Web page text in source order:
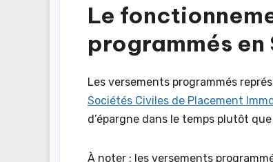
Le
programmés en
Les versements programmés
Sociétés Civiles de Placement
d’épargne dans le temps plutôt
À noter : les versements